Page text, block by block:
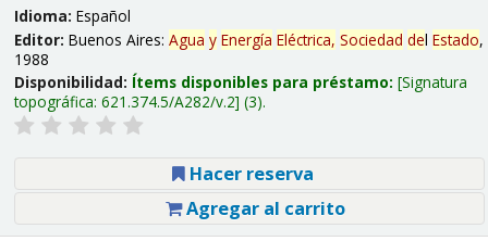
Idioma: Español
Editor: Buenos Aires: Agua y Energía Eléctrica, Sociedad del Estado,
1988
Disponibilidad: Ítems disponibles para préstamo: Signatura
topográfica: 621.374.5/A282/v.2 (3).
Hacer reserva
Agregar al carrito